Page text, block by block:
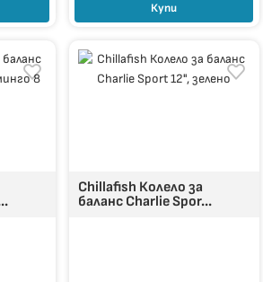
Купи
Chillafish Колело за
баланс Charlie Spor...